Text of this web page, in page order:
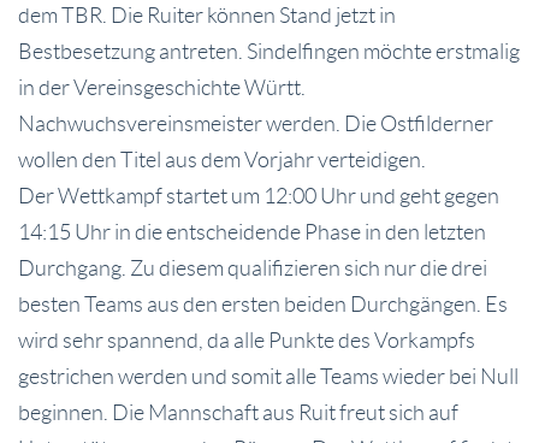
dem TBR. Die Ruiter können Stand jetzt in
Bestbesetzung antreten. Sindelfingen möchte erstmalig
in der Vereinsgeschichte Württ.
Nachwuchsvereinsmeister werden. Die Ostfilderner
wollen den Titel aus dem Vorjahr verteidigen.
Der Wettkampf startet um 12:00 Uhr und geht gegen
14:15 Uhr in die entscheidende Phase in den letzten
Durchgang. Zu diesem qualifizieren sich nur die drei
besten Teams aus den ersten beiden Durchgängen. Es
wird sehr spannend, da alle Punkte des Vorkampfs
gestrichen werden und somit alle Teams wieder bei Null
beginnen. Die Mannschaft aus Ruit freut sich auf